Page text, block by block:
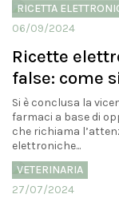
RICETTA
06/09/2024
Ricette
false: come
Si è conclusa la
farmaci a base di
che richiama
elettroniche...
VETERINARIA
27/07/2024